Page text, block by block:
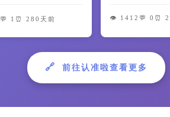
💬 1 ⏰ 280天前 👁️ 1412 💬 0 ⏰
🔗 前往认准啦查看更多